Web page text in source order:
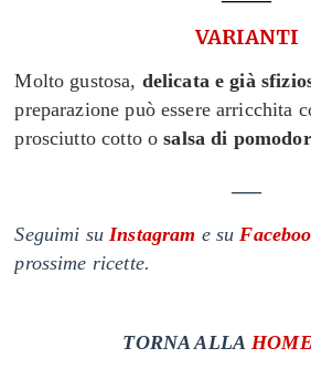
VARIANTI
Molto gustosa, delicata e già
preparazione può essere arricchita
prosciutto cotto osalsa di
Seguimi su Instagram e su
prossime ricette.
TORNA ALLA